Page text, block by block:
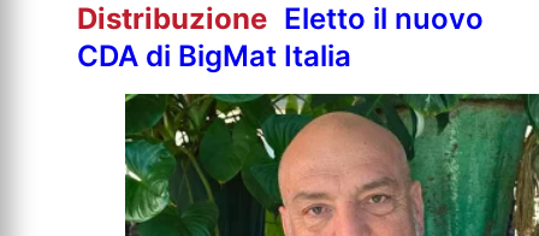
Distribuzione Eletto il nuovo
CDA di BigMat Italia